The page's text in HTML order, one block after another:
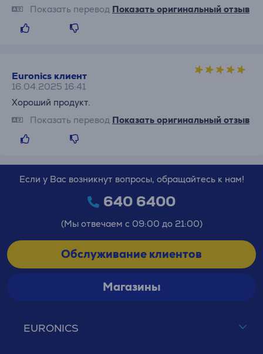
Показать перевод Показать оригинальный отзыв
Euronics клиент
16.04.2025 16:41
Хороший продукт.
Показать перевод Показать оригинальный отзыв
EURONICS
Если у Вас возникнут вопросы, обращайтесь к нам!
640 6400
(Мы отвечаем с 09:00 до 21:00)
Обслуживание клиентов
Магазины